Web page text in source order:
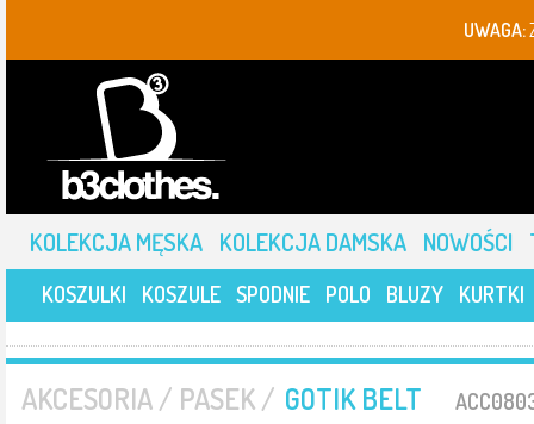
UWAGA:
KOLEKCJA MĘSKA KOLEKCJA DAMSKA NOWOŚCI
KOSZULKI KOSZULE SPODNIE POLO BLUZY KURTKI
AKCESORIA / PASEK / GOTIK BELT